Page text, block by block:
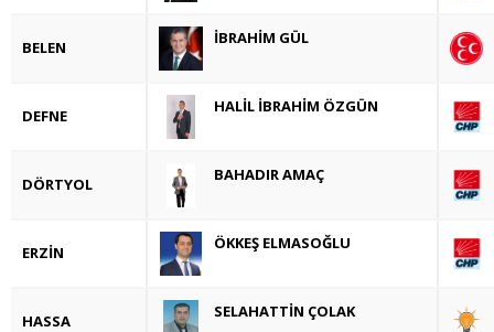
BELEN İBRAHİM GÜL
DEFNE HALİL İBRAHİM ÖZGÜN
DÖRTYOL BAHADIR AMAÇ
ERZİN ÖKKEŞ ELMASOĞLU
HASSA SELAHATTİN ÇOLAK